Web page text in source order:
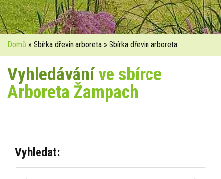
Domů » Sbírka dřevin arboreta » Sbírka dřevin arboreta
Vyhledáváníve sbírce
Arboreta Žampach
Vyhledat: